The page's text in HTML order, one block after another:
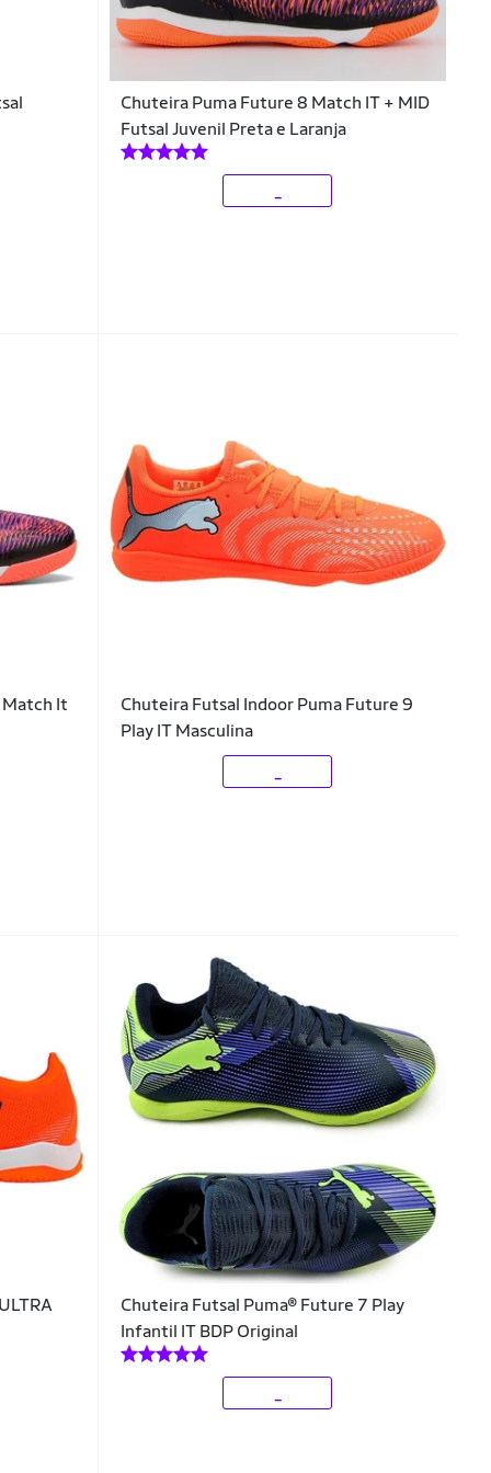
Chuteira Puma Future 8 Match IT + MID
Futsal Juvenil Preta e Laranja
It
Chuteira Futsal Indoor Puma Future 9
Play IT Masculina
Chuteira Futsal Puma® Future 7 Play
Infantil IT BDP Original